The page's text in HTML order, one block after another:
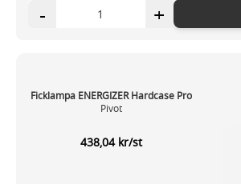
- +
Ficklampa ENERGIZER Hardcase Pro
Pivot
438,04 kr/st